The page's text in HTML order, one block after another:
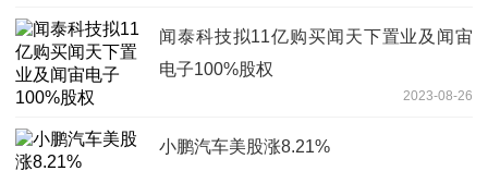
闻泰科技拟11亿购买闻天下置业及闻宙
电子100%股权
2023-08-26
小鹏汽车美股涨8.21%